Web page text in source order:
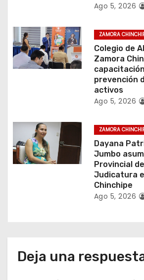
r
a
d
Ago 5, 2026
ZAMORA
Colegio de
Zamora
prevención
activos
Ago 5, 2026
ZAMORA
Dayana
Jumbo
Provincial
Judicatura
Chinchipe
Ago 5, 2026
Deja una